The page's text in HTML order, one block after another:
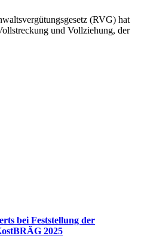
(RVG) hat
und Vollziehung, der
bei Feststellung der
2025